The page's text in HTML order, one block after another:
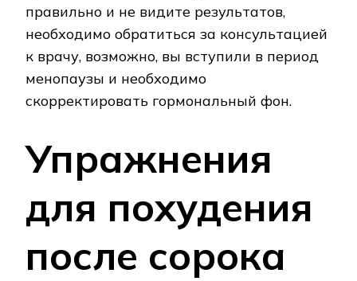
правильно и не видите результатов,
необходимо обратиться за консультацией
к врачу, возможно, вы вступили в период
менопаузы и необходимо
скорректировать гормональный фон.
Упражнения
для похудения
после сорока